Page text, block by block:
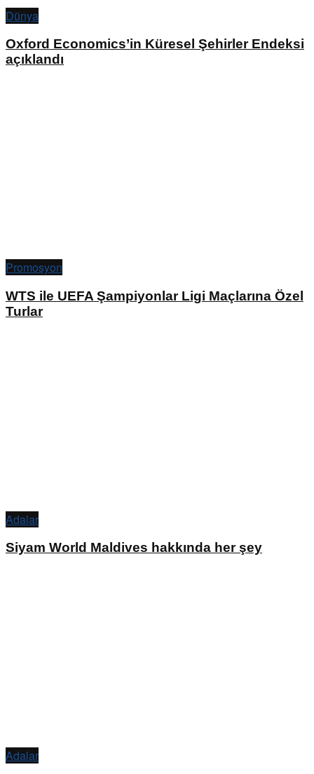
Dünya
Oxford Economics’in Küresel Şehirler Endeksi
açıklandı
Promosyon
WTS ile UEFA Şampiyonlar Ligi Maçlarına Özel
Turlar
Adalar
Siyam World Maldives hakkında her şey
Adalar